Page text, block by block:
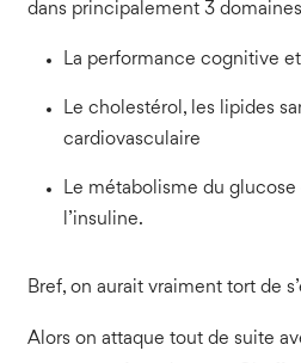
dans principalement 3
La performance cognitive
Le cholestérol, les lipides
cardiovasculaire
Le métabolisme du glucose
l’insuline.
Bref, on aurait vraiment tort de
Alors on attaque tout de suite